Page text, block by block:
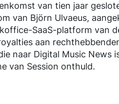
van tien jaar
van Björn Ulvaeus,
SaaS-platform van
aan
naar Digital Music News
van Session onthuld.